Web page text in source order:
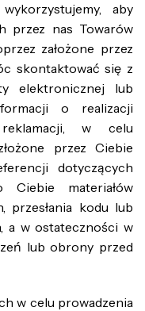
aby
przez nas Towarów
założone przez
skontaktować się z
elektronicznej lub
o realizacji
w celu
przez Ciebie
dotyczących
Ciebie materiałów
przesłania kodu lub
a w ostateczności w
lub obrony przed
w celu prowadzenia